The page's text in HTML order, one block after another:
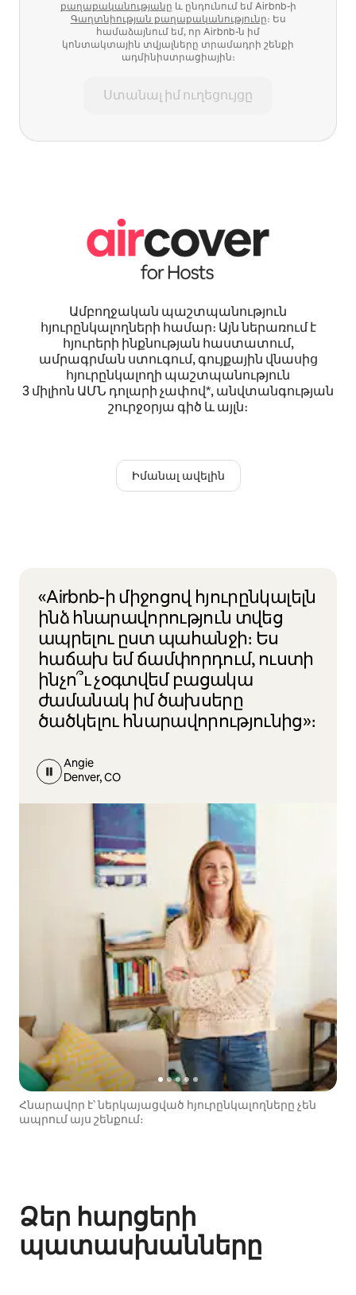
քաղաքականությանը և ընդունում եմ Airbnb-ի
Գաղտնիության քաղաքականությունը։ Ես
համաձայնում եմ, որ Airbnb-ն իմ
կոնտակտային տվյալները տրամադրի շենքի
ադմինիստրացիային։
Ստանալ իմ ուղեցույցը
Ամբողջական պաշտպանություն
հյուրընկալողների համար։ Այն ներառում է
հյուրերի ինքնության հաստատում,
ամրագրման ստուգում, գույքային վնասից
հյուրընկալողի պաշտպանություն
3 միլիոն ԱՄՆ դոլարի չափով*, անվտանգության
շուրջօրյա գիծ և այլն։
Իմանալ ավելին
«Airbnb-ի միջոցով հյուրընկալելն
ինձ հնարավորություն տվեց
ապրելու ըստ պահանջի։ Ես
հաճախ եմ ճամփորդում, ուստի
ինչո՞ւ չօգտվեմ բացակա
ժամանակ իմ ծախսերը
ծածկելու հնարավորությունից»։
Angie
Denver, CO
Հնարավոր է՝ ներկայացված հյուրընկալողները չեն
ապրում այս շենքում։
Ձեր հարցերի
պատասխանները